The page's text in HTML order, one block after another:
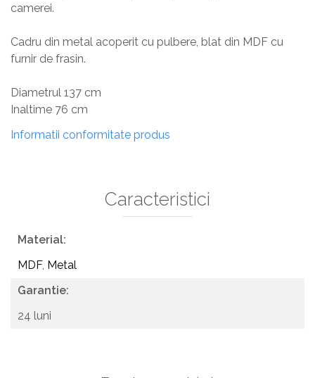
camerei.
Cadru din metal acoperit cu pulbere, blat din MDF cu
furnir de frasin.
Diametrul 137 cm
Inaltime 76 cm
Informatii conformitate produs
Caracteristici
Material:
MDF, Metal
Garantie:
24 luni